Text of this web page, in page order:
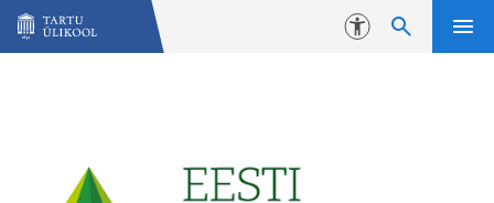
Liigu edasi põhisisu juurde
Juurdepääsetavus